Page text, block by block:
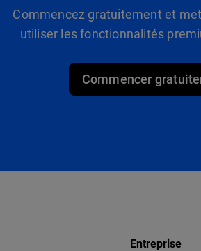
Commencez gratuitement et
utiliser les fonctionnalités
Commencer
Entreprise